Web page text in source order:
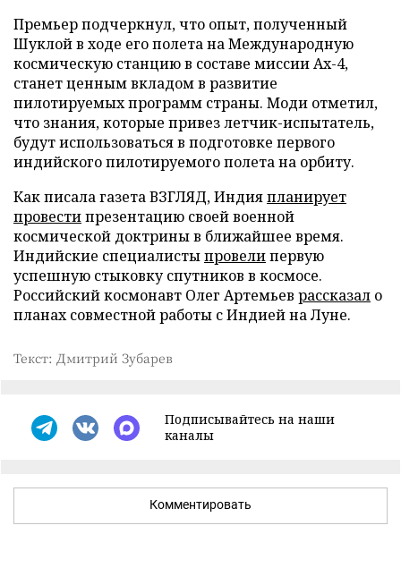
Премьер подчеркнул, что опыт, полученный
Шуклой в ходе его полета на Международную
космическую станцию в составе миссии Ax-4,
станет ценным вкладом в развитие
пилотируемых программ страны. Моди отметил,
что знания, которые привез летчик-испытатель,
будут использоваться в подготовке первого
индийского пилотируемого полета на орбиту.
Как писала газета ВЗГЛЯД, Индияпланирует
провестипрезентацию своей военной
космической доктрины в ближайшее время.
Индийские специалистыпровелипервую
успешную стыковку спутников в космосе.
Российский космонавт Олег Артемьев рассказал о
планах совместной работы с Индией на Луне.
Текст: Дмитрий Зубарев
Подписывайтесь на наши
каналы
Комментировать